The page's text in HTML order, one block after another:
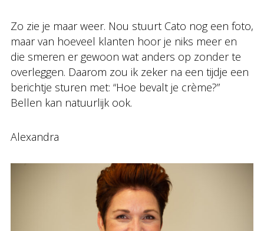
Zo zie je maar weer. Nou stuurt Cato nog een foto,
maar van hoeveel klanten hoor je niks meer en
die smeren er gewoon wat anders op zonder te
overleggen. Daarom zou ik zeker na een tijdje een
berichtje sturen met: “Hoe bevalt je crème?”
Bellen kan natuurlijk ook.
Alexandra